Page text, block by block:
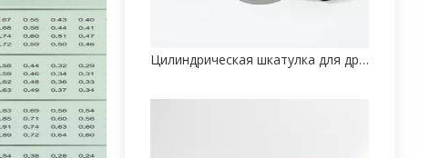
Цилиндрическая шкатулка для драгоценностей